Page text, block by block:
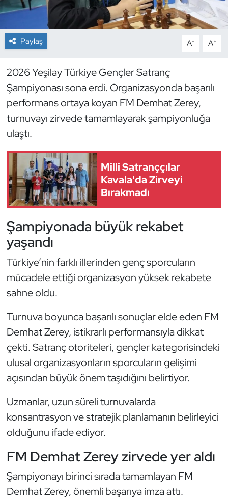
Paylaş A- A+
2026 Yeşilay Türkiye Gençler Satranç
Şampiyonası sona erdi. Organizasyonda başarılı
performans ortaya koyan FM Demhat Zerey,
turnuvayı zirvede tamamlayarak şampiyonluğa
ulaştı.
Milli Satranççılar
Kavala'da Zirveyi
Bırakmadı
Şampiyonada büyük rekabet
yaşandı
Türkiye’nin farklı illerinden genç sporcuların
mücadele ettiği organizasyon yüksek rekabete
sahne oldu.
Turnuva boyunca başarılı sonuçlar elde eden FM
Demhat Zerey, istikrarlı performansıyla dikkat
çekti. Satranç otoriteleri, gençler kategorisindeki
ulusal organizasyonların sporcuların gelişimi
açısından büyük önem taşıdığını belirtiyor.
Uzmanlar, uzun süreli turnuvalarda
konsantrasyon ve stratejik planlamanın belirleyici
olduğunu ifade ediyor.
FM Demhat Zerey zirvede yer aldı
Şampiyonayı birinci sırada tamamlayan FM
Demhat Zerey, önemli başarıya imza attı.
Curling
Dağcılık
Dövüş Sanatı
E-Spor
Eskrim
Futbol
Futsal
Golf
Güreş
Halter
Hava Sporları
Hentbol
İşitme Engelli Sporcular
Judo ve Kuraş
Kano ve Rafting
Kayak